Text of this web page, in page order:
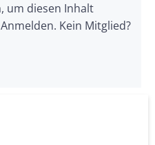
um diesen Inhalt
Kein Mitglied?